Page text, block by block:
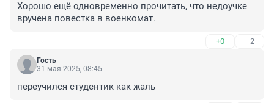
Хорошо ещё одновременно прочитать, что недоучке
вручена повестка в военкомат.
+0 –2
Гость
31 мая 2025, 08:45
переучился студентик как жаль